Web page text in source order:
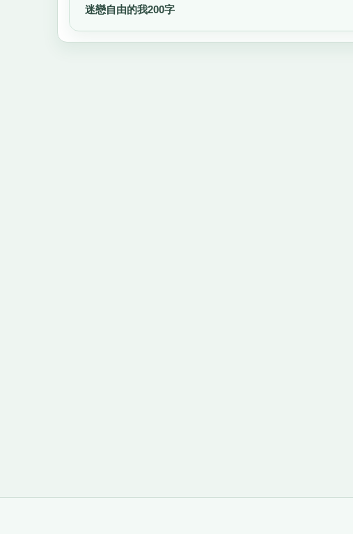
迷戀自由的我200字